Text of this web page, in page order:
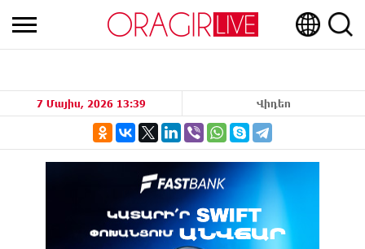
7 Մայիս, 2026 13:39 Վիդեո